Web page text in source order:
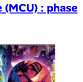
: phase